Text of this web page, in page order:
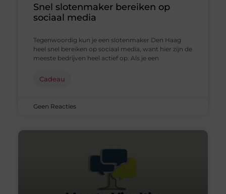
Snel slotenmaker bereiken op
sociaal media
Tegenwoordig kun je een slotenmaker Den Haag
heel snel bereiken op sociaal media, want hier zijn de
meeste bedrijven heel actief op. Als je een
Cadeau
Geen Reacties